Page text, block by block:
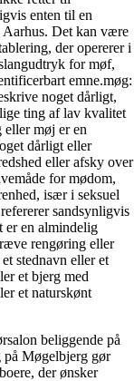
enten til en
Aarhus. Det kan være
der opererer i
for møf,
emne.møg:
noget dårligt,
ting af lav kvalitet
eller møj er en
dårligt eller
eller afsky over
for mødom,
især i seksuel
sandsynligvis
er en almindelig
rengøring eller
stednavn eller et
et bjerg med
et naturskønt
beliggende på
på Møgelbjerg gør
der ønsker